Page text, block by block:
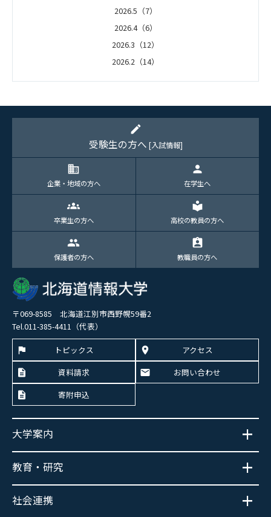
2026.5（7）
2026.4（6）
2026.3（12）
2026.2（14）
2026.1（5）
edit
受験生の方へ [入試情報]
domain
企業・地域の方へ
person
在学生へ
groups
卒業生の方へ
local_library
高校の教員の方へ
group
保護者の方へ
assignment_ind
教職員の方へ
〒069-8585 北海道江別市西野幌59番2
Tel.011-385-4411（代表）
トピックス
アクセス
資料請求
お問い合わせ
寄附申込
大学案内
教育・研究
社会連携